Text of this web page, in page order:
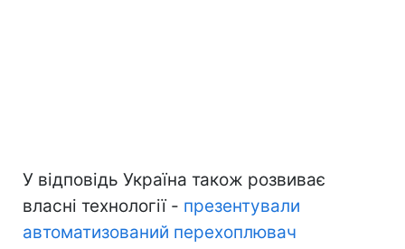
У відповідь Україна також розвиває
власні технології - презентували
автоматизований перехоплювач